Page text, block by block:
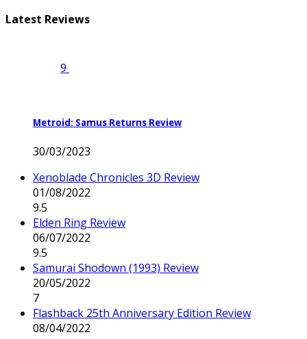
Latest Reviews
9
Metroid: Samus Returns Review
30/03/2023
Xenoblade Chronicles 3D Review
01/08/2022
9.5
Elden Ring Review
06/07/2022
9.5
Samurai Shodown (1993) Review
20/05/2022
7
Flashback 25th Anniversary Edition Review
08/04/2022